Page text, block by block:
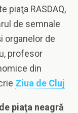
piaţa RASDAQ,
de semnale
organelor de
profesor
din
Ziua de Cluj
piaţa neagră